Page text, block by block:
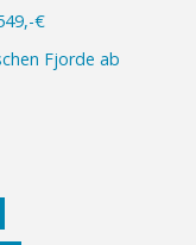
€
Fjorde ab